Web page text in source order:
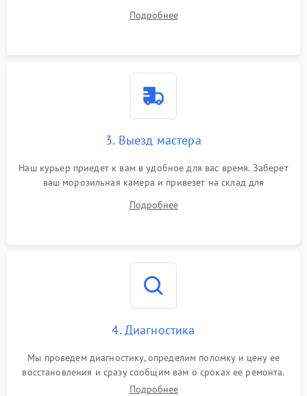
Подробнее
3. Выезд мастера
Наш курьер приедет к вам в удобное для вас время. Заберет
ваш морозильная камера и привезет на склад для
Подробнее
4. Диагностика
Мы проведем диагностику, определим поломку и цену ее
восстановления и сразу сообщим вам о сроках ее ремонта.
Подробнее